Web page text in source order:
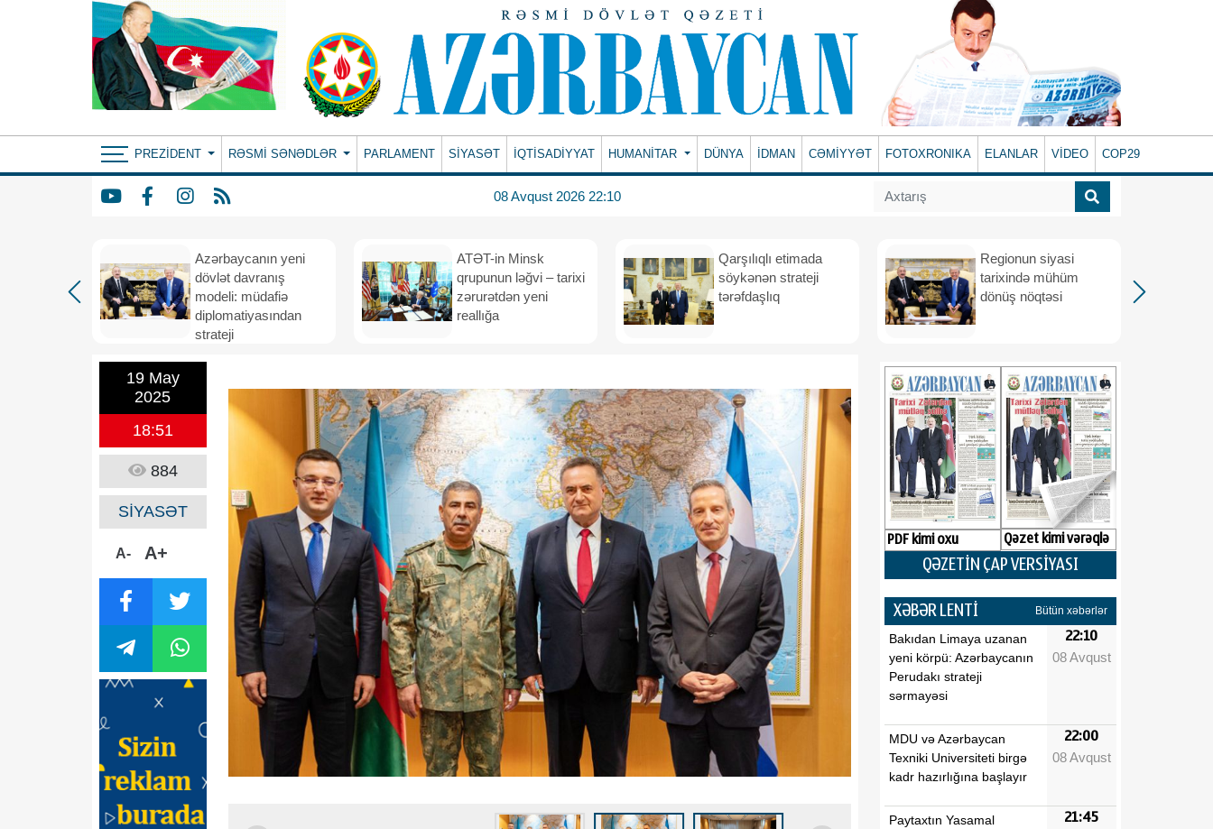
PREZIDENT RƏSMI SƏNƏDLƏR PARLAMENT SİYASƏT İQTİSADİYYAT HUMANITAR DÜNYA İDMAN CƏMİYYƏT FOTOXRONIKA ELANLAR VİDEO COP29
08 Avqust 2026 22:10
Azərbaycanın yeni
dövlət davranış
modeli: müdafiə
diplomatiyasından
strateji
ATƏT-in Minsk
qrupunun ləğvi – tarixi
zərurətdən yeni
reallığa
Qarşılıqlı etimada
söykənən strateji
tərəfdaşlıq
Regionun siyasi
tarixində mühüm
dönüş nöqtəsi
19 May
2025
18:51
884
SİYASƏT
A- A+
PDF kimi oxu Qəzet kimi vərəqlə
QƏZETİN ÇAP VERSİYASI
XƏBƏR LENTİ Bütün xəbərlər
Bakıdan Limaya uzanan
yeni körpü: Azərbaycanın
Perudakı strateji
sərmayəsi
22:10
08 Avqust
MDU və Azərbaycan
Texniki Universiteti birgə
kadr hazırlığına başlayır
22:00
08 Avqust
Paytaxtın Yasamal
21:45